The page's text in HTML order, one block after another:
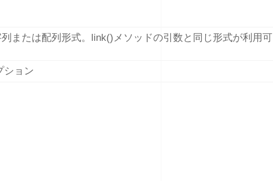
または配列形式。link()メソッドの引数と同じ形式が利用可
ション